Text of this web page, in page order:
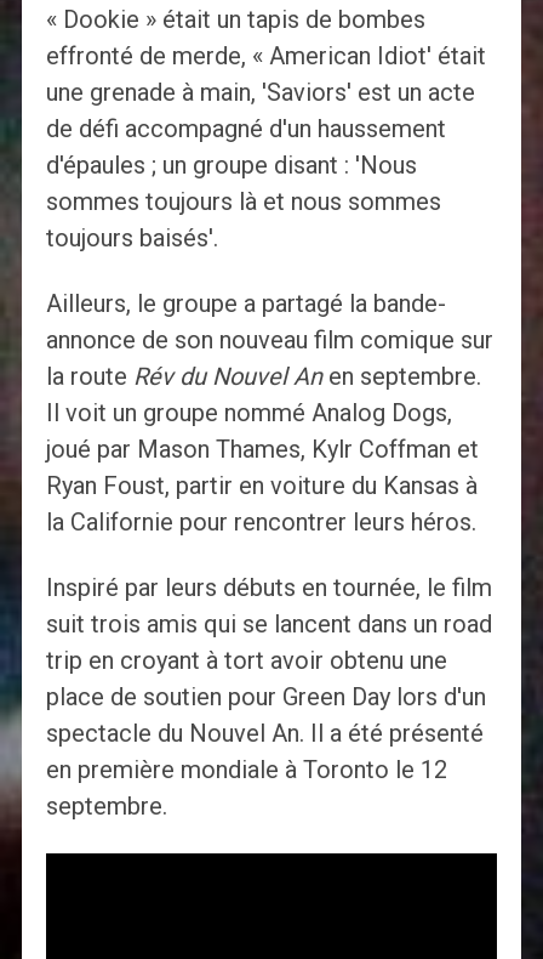
« Dookie » était un tapis de bombes
effronté de merde, « American Idiot' était
une grenade à main, 'Saviors' est un acte
de défi accompagné d'un haussement
d'épaules ; un groupe disant : 'Nous
sommes toujours là et nous sommes
toujours baisés'.
Ailleurs, le groupe a partagé la bande-
annonce de son nouveau film comique sur
la route Rév du Nouvel An en septembre.
Il voit un groupe nommé Analog Dogs,
joué par Mason Thames, Kylr Coffman et
Ryan Foust, partir en voiture du Kansas à
la Californie pour rencontrer leurs héros.
Inspiré par leurs débuts en tournée, le film
suit trois amis qui se lancent dans un road
trip en croyant à tort avoir obtenu une
place de soutien pour Green Day lors d'un
spectacle du Nouvel An. Il a été présenté
en première mondiale à Toronto le 12
septembre.